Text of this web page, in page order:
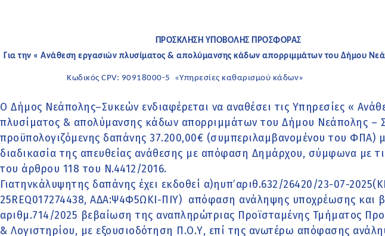
ΠΡΟΣΚΛΗΣΗ ΥΠΟΒΟΛΗΣ ΠΡΟΣΦΟΡΑΣ
Για την « Ανάθεση εργασιών πλυσίματος & απολύμανσης κάδων απορριμμάτων του Δήμου
Κωδικός CPV: 90918000-5 «Υπηρεσίες καθαρισμού κάδων»
Ο Δήμος Νεάπολης–Συκεών ενδιαφέρεται να αναθέσει τις Υπηρεσίες «
πλυσίματος & απολύμανσης κάδων απορριμμάτων του Δήμου Νεάπολης –
προϋπολογιζόμενης δαπάνης 37.200,00€ (συμπεριλαμβανομένου του ΦΠΑ)
διαδικασία της απευθείας ανάθεσης με απόφαση Δημάρχου, σύμφωνα με
του άρθρου 118 του Ν.4412/2016.
Γιατηνκάλυψητης δαπάνης έχει εκδοθεί α)ηυπ’αριθ.632/26420/23-07-
25REQ017274438, ΑΔΑ:Ψ4Φ5ΩΚΙ-ΠΙΥ) απόφαση ανάληψης υποχρέωσης και
αριθμ.714/2025 βεβαίωση της αναπληρώτριας Προϊσταμένης Τμήματος
& Λογιστηρίου, με εξουσιοδότηση Π.Ο.Υ, επί της ανωτέρω απόφασης